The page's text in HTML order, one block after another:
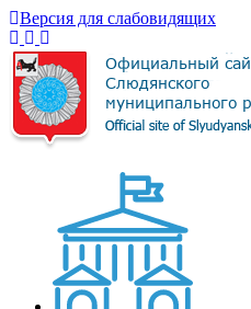
Версия для слабовидящих